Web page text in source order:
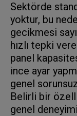
Sektörde
yoktur, bu
gecikmesi
hızlı tepki
panel
ince ayar
genel
Belirli bir
genel